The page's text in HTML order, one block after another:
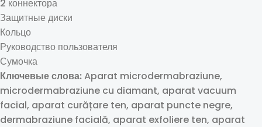
2 коннектора
Защитные диски
Кольцо
Руководство пользователя
Сумочка
Ключевые слова:Aparat microdermabraziune,
microdermabraziune cu diamant, aparat vacuum
facial, aparat curățare ten, aparat puncte negre,
dermabraziune facială, aparat exfoliere ten, aparat